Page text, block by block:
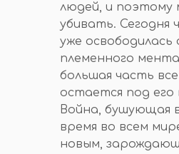
людей, и поэтому
убивать. Сегодня
уже освободилась
племенного
большая часть
остается под его
Война, бушующая
время во всем
новым,